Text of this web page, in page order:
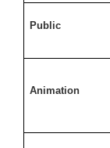
Public
Animation